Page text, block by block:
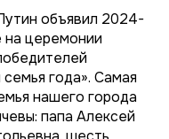
объявил 2024-
на церемонии
года». Самая
нашего города
папа Алексей